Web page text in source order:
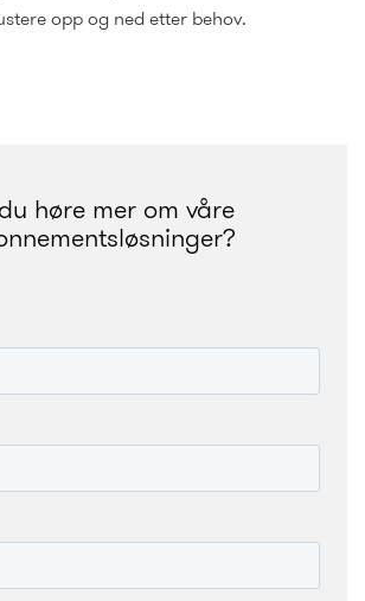
opp og ned etter behov.
høre mer om våre